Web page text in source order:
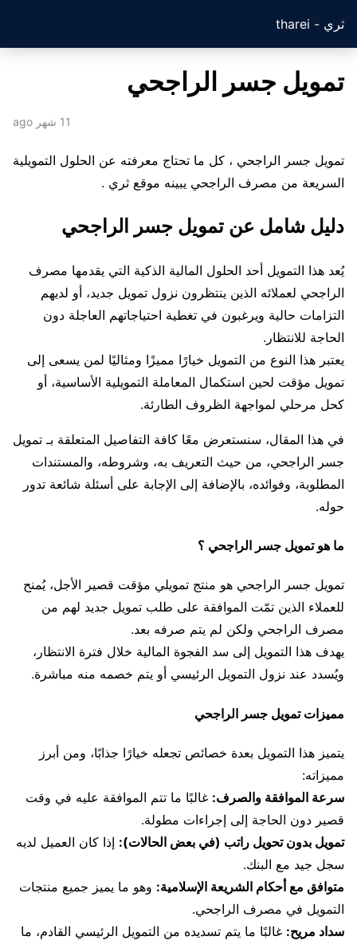
ثري - tharei
تمويل جسر الراجحي
11 شهر ago
تمويل جسر الراجحي ، كل ما تحتاج معرفته عن الحلول التمويلية
السريعة من مصرف الراجحي يبينه موقع ثري .
دليل شامل عن تمويل جسر الراجحي
يُعد هذا التمويل أحد الحلول المالية الذكية التي يقدمها مصرف
الراجحي لعملائه الذين ينتظرون نزول تمويل جديد، أو لديهم
التزامات حالية ويرغبون في تغطية احتياجاتهم العاجلة دون
الحاجة للانتظار.
يعتبر هذا النوع من التمويل خيارًا مميزًا ومثاليًا لمن يسعى إلى
تمويل مؤقت لحين استكمال المعاملة التمويلية الأساسية، أو
كحل مرحلي لمواجهة الظروف الطارئة.
في هذا المقال، سنستعرض معًا كافة التفاصيل المتعلقة بـ تمويل
جسر الراجحي، من حيث التعريف به، وشروطه، والمستندات
المطلوبة، وفوائده، بالإضافة إلى الإجابة على أسئلة شائعة تدور
حوله.
ما هو تمويل جسر الراجحي ؟
تمويل جسر الراجحي هو منتج تمويلي مؤقت قصير الأجل، يُمنح
للعملاء الذين تمّت الموافقة على طلب تمويل جديد لهم من
مصرف الراجحي ولكن لم يتم صرفه بعد.
يهدف هذا التمويل إلى سد الفجوة المالية خلال فترة الانتظار،
ويُسدد عند نزول التمويل الرئيسي أو يتم خصمه منه مباشرة.
مميزات تمويل جسر الراجحي
يتميز هذا التمويل بعدة خصائص تجعله خيارًا جذابًا، ومن أبرز
مميزاته:
سرعة الموافقة والصرف: غالبًا ما تتم الموافقة عليه في وقت
قصير دون الحاجة إلى إجراءات مطولة.
تمويل بدون تحويل راتب (في بعض الحالات): إذا كان العميل لديه
سجل جيد مع البنك.
متوافق مع أحكام الشريعة الإسلامية: وهو ما يميز جميع منتجات
التمويل في مصرف الراجحي.
سداد مريح: غالبًا ما يتم تسديده من التمويل الرئيسي القادم، ما